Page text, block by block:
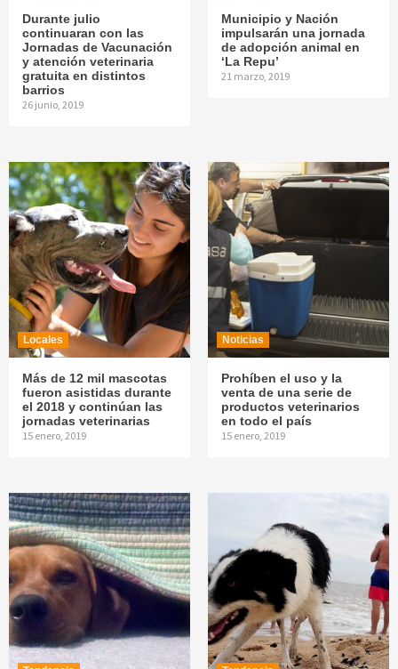
Durante julio
continuaran con las
Jornadas de Vacunación
y atención veterinaria
gratuita en distintos
barrios
26 junio, 2019
Municipio y Nación
impulsarán una jornada
de adopción animal en
‘La Repu’
21 marzo, 2019
Locales
Más de 12 mil mascotas
fueron asistidas durante
el 2018 y continúan las
jornadas veterinarias
15 enero, 2019
Noticias
Prohíben el uso y la
venta de una serie de
productos veterinarios
en todo el país
15 enero, 2019